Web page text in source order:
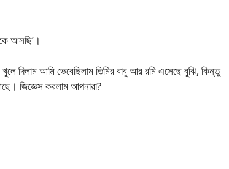
আসছি’।
খুলে দিলাম আমি ভেবেছিলাম তিমির বাবু আর রমি এসেছে বুঝি, কিন্তু
জিজ্ঞেস করলাম আপনারা?